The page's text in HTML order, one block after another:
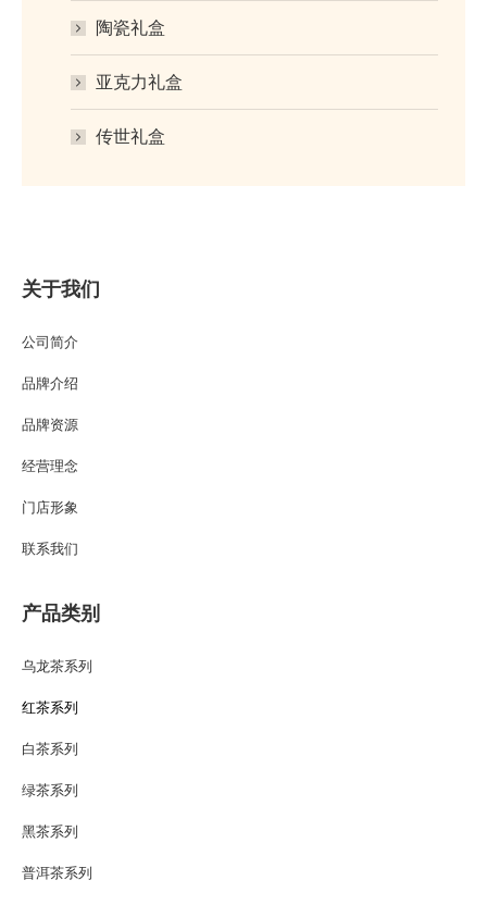
陶瓷礼盒
亚克力礼盒
传世礼盒
关于我们
公司简介
品牌介绍
品牌资源
经营理念
门店形象
联系我们
产品类别
乌龙茶系列
红茶系列
白茶系列
绿茶系列
黑茶系列
普洱茶系列